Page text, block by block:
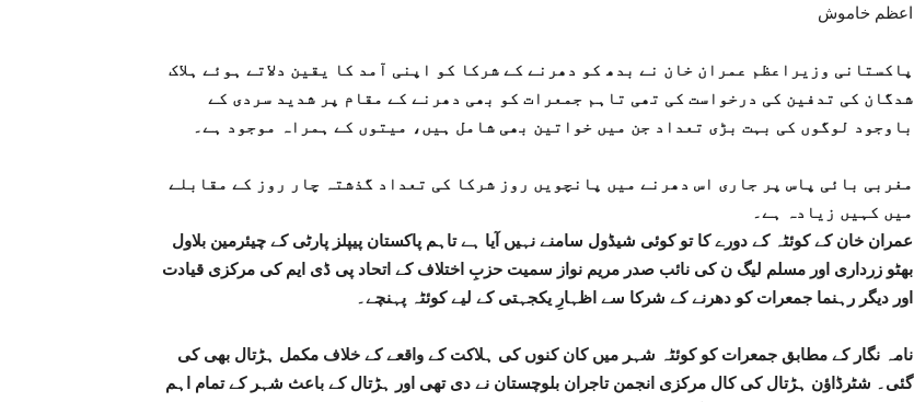
اعظم خاموش
پاکستانی وزیراعظم عمران خان نے بدھ کو دھرنے کے شرکا کو اپنی آمد کا یقین دلاتے ہوئے ہلاک
شدگان کی تدفین کی درخواست کی تھی تاہم جمعرات کو بھی دھرنے کے مقام پر شدید سردی کے
باوجود لوگوں کی بہت بڑی تعداد جن میں خواتین بھی شامل ہیں، میتوں کے ہمراہ موجود ہے۔
مغربی بائی پاس پر جاری اس دھرنے میں پانچویں روز شرکا کی تعداد گذشتہ چار روز کے مقابلے
میں کہیں زیادہ ہے۔
عمران خان کے کوئٹہ کے دورے کا تو کوئی شیڈول سامنے نہیں آیا ہے تاہم پاکستان پیپلز پارٹی کے چیئرمین بلاول
بھٹو زرداری اور مسلم لیگ ن کی نائب صدر مریم نواز سمیت حزبِ اختلاف کے اتحاد پی ڈی ایم کی مرکزی قیادت
اور دیگر رہنما جمعرات کو دھرنے کے شرکا سے اظہارِ یکجہتی کے لیے کوئٹہ پہنچے۔
نامہ نگار کے مطابق جمعرات کو کوئٹہ شہر میں کان کنوں کی ہلاکت کے واقعے کے خلاف مکمل ہڑتال بھی کی
گئی۔ شٹرڈاؤن ہڑتال کی کال مرکزی انجمن تاجران بلوچستان نے دی تھی اور ہڑتال کے باعث شہر کے تمام اہم